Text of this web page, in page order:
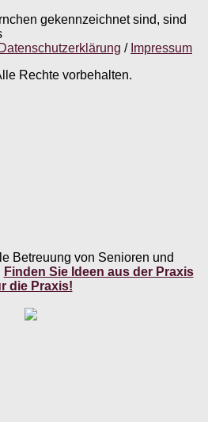
gekennzeichnet sind, sind
Datenschutzerklärung / Impressum
Rechte vorbehalten.
Betreuung von Senioren und
Finden Sie Ideen aus der Praxis
die Praxis!